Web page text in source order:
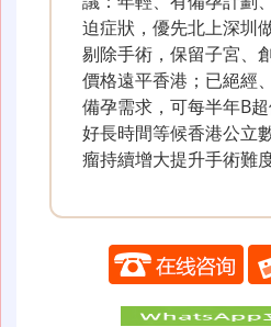
迫症狀，優先北上深圳
剔除手術，保留子宮、
價格遠平香港；已絕經
備孕需求，可每半年B
好長時間等候香港公立
瘤持續增大提升手術難